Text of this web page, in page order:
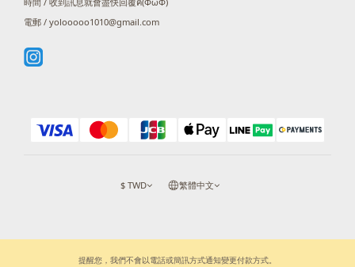
電郵 / yolooooo1010@gmail.com
$ TWD 繁體中文
提醒您，我們不會以電話或簡訊方式通知變更付款方式。